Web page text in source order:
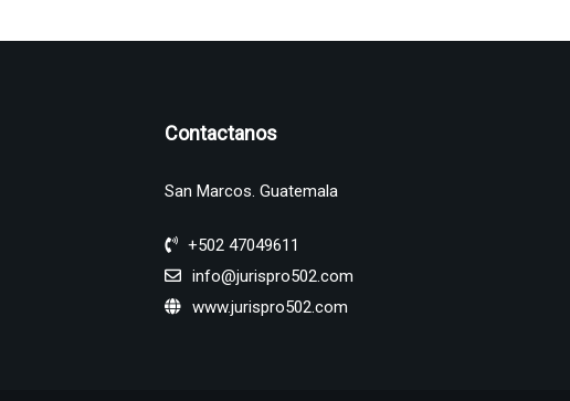
Contactanos
San Marcos. Guatemala
+502 47049611
info@jurispro502.com
www.jurispro502.com